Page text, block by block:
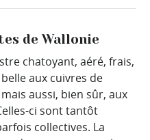
de Wallonie
chatoyant, aéré, frais,
aux cuivres de
aussi, bien sûr, aux
ci sont tantôt
collectives. La